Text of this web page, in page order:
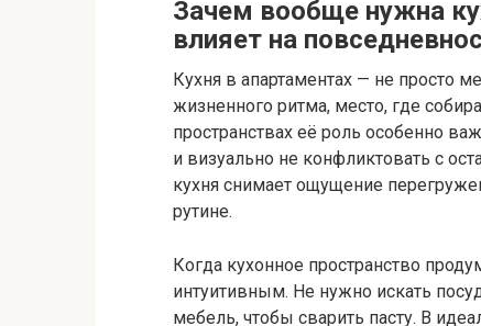
Зачем вообще нужна
влияет на
Кухня в апартаментах — не просто
жизненного ритма, место, где
пространствах её роль особенно
и визуально не конфликтовать с
кухня снимает ощущение
рутине.
Когда кухонное пространство
интуитивным. Не нужно искать
мебель, чтобы сварить пасту. В